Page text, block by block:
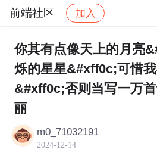
前端社区 加入
社区 前端社区 感慨
你其有点像天上的月亮
烁的星星&#xff0c;可惜
&#xff0c;否则当写一万
丽
m0_71032191
2024-12-14